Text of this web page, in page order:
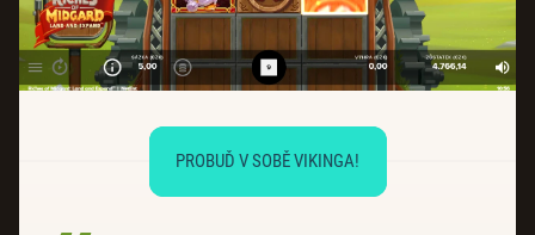
PROBUĎ V SOBĚ VIKINGA!